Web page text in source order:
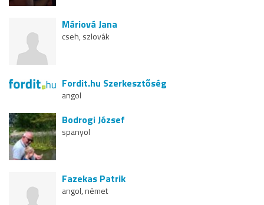
Máriová Jana
cseh, szlovák
Fordit.hu Szerkesztőség
angol
Bodrogi József
spanyol
Fazekas Patrik
angol, német